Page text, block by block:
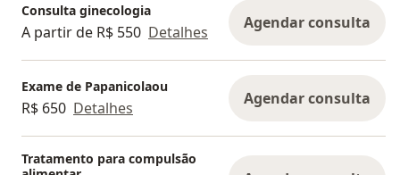
Consulta ginecologia
A partir de R$ 550 Detalhes Agendar consulta
Exame de Papanicolaou
R$ 650 Detalhes Agendar consulta
Tratamento para compulsão